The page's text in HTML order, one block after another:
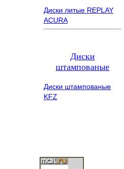
Диски литые REPLAY
ACURA
Диски
штампованые
Диски штампованые
KFZ